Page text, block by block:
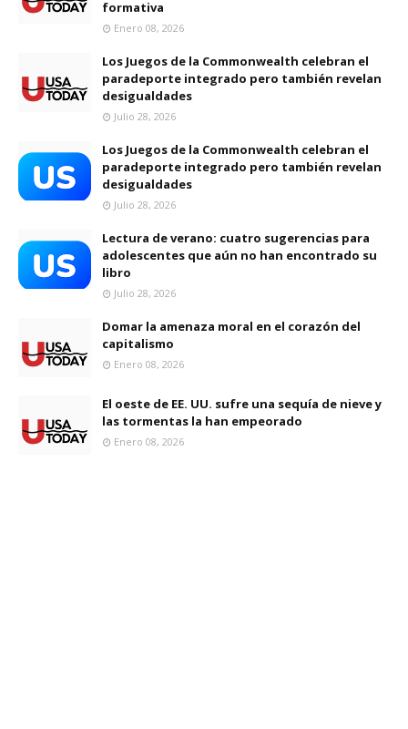
formativa
Enero 08, 2026
Los Juegos de la Commonwealth celebran el
paradeporte integrado pero también revelan
desigualdades
Julio 28, 2026
Los Juegos de la Commonwealth celebran el
paradeporte integrado pero también revelan
desigualdades
Julio 28, 2026
Lectura de verano: cuatro sugerencias para
adolescentes que aún no han encontrado su
libro
Julio 28, 2026
Domar la amenaza moral en el corazón del
capitalismo
Enero 08, 2026
El oeste de EE. UU. sufre una sequía de nieve y
las tormentas la han empeorado
Enero 08, 2026